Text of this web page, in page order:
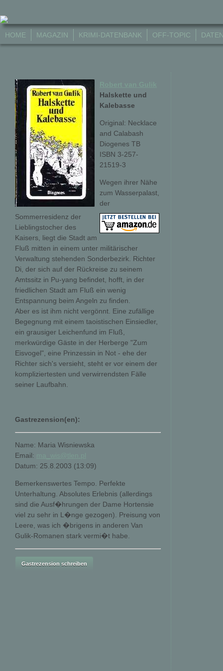
HOME MAGAZIN KRIMI-DATENBANK OFF-TOPIC
Robert van Gulik
Halskette und
Kalebasse
Original: Necklace
and Calabash
Diogenes TB
ISBN 3-257-
21519-3
Wegen ihrer Nähe
zum Wasserpalast,
der
Sommerresidenz der
Lieblingstocher des
Kaisers, liegt die Stadt am
Fluß mitten in einem unter militärischer
Verwaltung stehenden Sonderbezirk. Richter
Di, der sich auf der Rückreise zu seinem
Amtssitz in Pu-yang befindet, hofft, in der
friedlichen Stadt am Fluß ein wenig
Entspannung beim Angeln zu finden.
Aber es ist ihm nicht vergönnt. Eine zufällige
Begegnung mit einem taoistischen Einsiedler,
ein grausiger Leichenfund im Fluß,
merkwürdige Gäste in der Herberge "Zum
Eisvogel", eine Prinzessin in Not - ehe der
Richter sich's versieht, steht er vor einem der
kompliziertesten und verwirrendsten Fälle
seiner Laufbahn.
Gastrezension(en):
Name: Maria Wisniewska
Email:
Datum: 25.8.2003 (13:09)
Bemerkenswertes Tempo. Perfekte
Unterhaltung. Absolutes Erlebnis (allerdings
sind die Ausf�hrungen der Dame Hortensie
viel zu sehr in L�nge gezogen). Preisung von
Leere, was ich �brigens in anderen Van
Gulik-Romanen stark vermi�t habe.